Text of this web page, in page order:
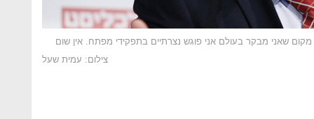
שאני מבקר בעולם אני פוגש נצרתיים בתפקידי מפתח. אין שום
צילום: עמית שעל